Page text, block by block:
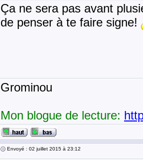
Ça ne sera pas avant
de penser à te faire signe!
Grominou
Mon blogue de lecture:
Envoyé : 02 juillet 2015 à 23:12